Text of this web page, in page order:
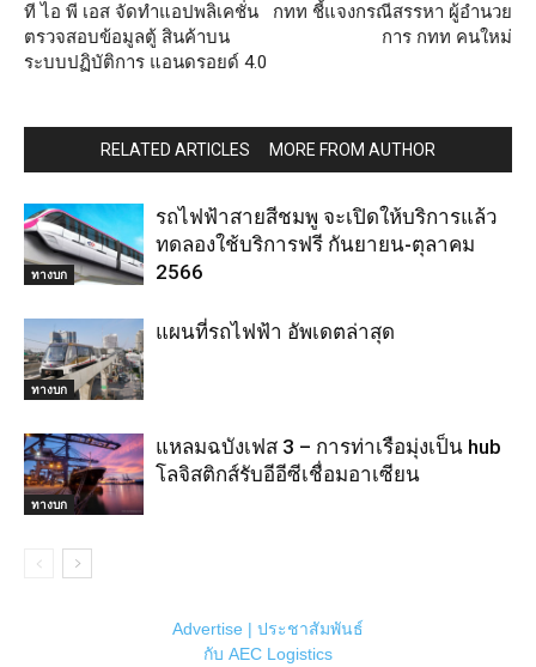
ที ไอ พี เอส จัดทำแอปพลิเคชั่น
ตรวจสอบข้อมูลตู้ สินค้าบน
ระบบปฏิบัติการ แอนดรอยด์ 4.0
กทท ชี้แจงกรณีสรรหา ผู้อำนวย
การ กทท คนใหม่
RELATED ARTICLES MORE FROM AUTHOR
ทางบก
รถไฟฟ้าสายสีชมพู จะเปิดให้บริการแล้ว
ทดลองใช้บริการฟรี กันยายน-ตุลาคม
2566
ทางบก
แผนที่รถไฟฟ้า อัพเดตล่าสุด
ทางบก
แหลมฉบังเฟส 3 – การท่าเรือมุ่งเป็น hub
โลจิสติกส์รับอีอีซีเชื่อมอาเซียน
Advertise | ประชาสัมพันธ์
กับ AEC Logistics